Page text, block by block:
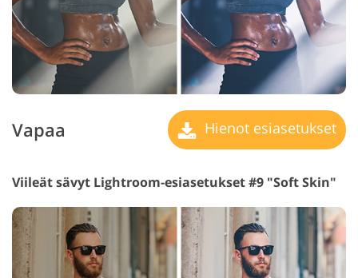
Vapaa Hienot esiasetukset
Viileät sävyt Lightroom-esiasetukset #9 "Soft Skin"